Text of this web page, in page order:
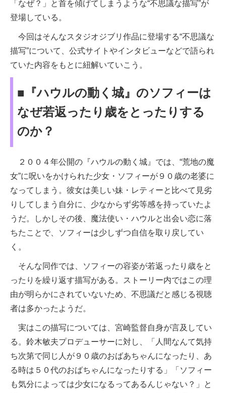
「なぜ？」と首を傾げてしまうような“不思議な描写”が
登場している。
今回はそんなスタジオジブリ作品に登場する“不思議な
描写”について、公式サイトやインタビューなどで語られ
ていた内容をもとに紐解いていこう。
■『ハウルの動く城』のソフィーは
なぜ若返ったり歳をとったりする
のか？
２００４年公開の『ハウルの動く城』では、“荒地の魔
女”に呪いをかけられた少女・ソフィーが９０歳の老婆に
なってしまう。彼女は美しい妹・レティーと比べて見劣
りしてしまう自分に、少なからず劣等感を持っていたよ
うだ。しかしその後、魔法使い・ハウルと出会い恋に落
ちたことで、ソフィーは少しずつ自信を取り戻してい
く。
そんな同作では、ソフィーの容姿が若返ったり歳をと
ったりを繰り返す描写がある。ストーリー内ではこの理
由が明らかにされていないため、不思議だと感じる視聴
者は多かったようだ。
実はこの描写については、宮崎監督自身が言及してい
る。鈴木敏夫プロデューサーに対し、「人間なんて気持
ち次第で同じ人が９０歳のおばあちゃんになったり、あ
る時は５０代のおばちゃんになったりする」「ソフィー
も気分によっては少女になるってあるんじゃない？」と